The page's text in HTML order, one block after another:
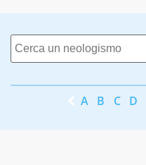
A B C D